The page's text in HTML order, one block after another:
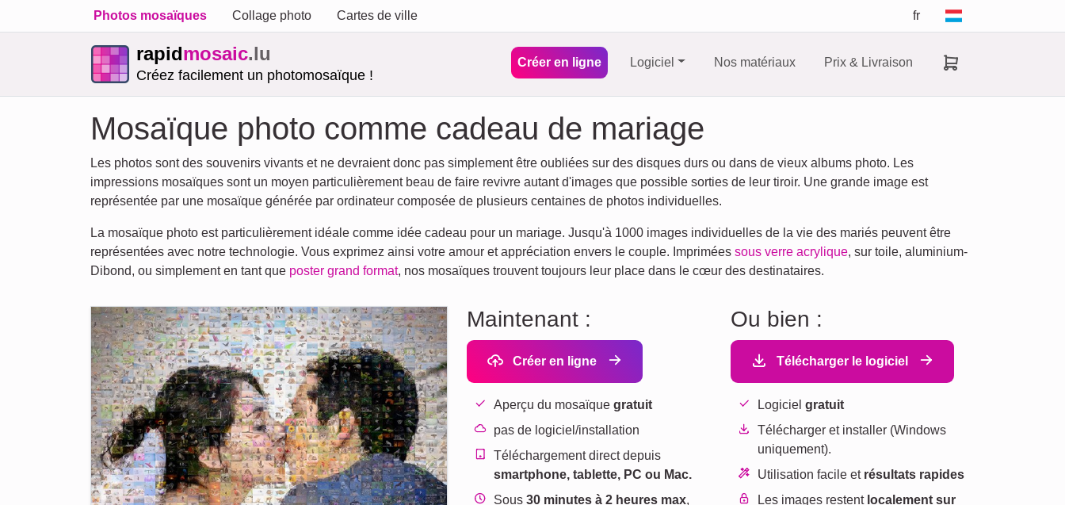
Photos mosaïques Collage photo Cartes de ville fr
rapidmosaic.lu
Créez facilement un photomosaïque !
Créer en ligne Logiciel Nos matériaux Prix & Livraison
Mosaïque photo comme cadeau de mariage
Les photos sont des souvenirs vivants et ne devraient donc pas simplement être oubliées sur des disques durs ou dans de vieux albums photo. Les
impressions mosaïques sont un moyen particulièrement beau de faire revivre autant d'images que possible sorties de leur tiroir. Une grande image est
représentée par une mosaïque générée par ordinateur composée de plusieurs centaines de photos individuelles.
La mosaïque photo est particulièrement idéale comme idée cadeau pour un mariage. Jusqu'à 1000 images individuelles de la vie des mariés peuvent être
représentées avec notre technologie. Vous exprimez ainsi votre amour et appréciation envers le couple. Imprimées sous verre acrylique, sur toile, aluminium-
Dibond, ou simplement en tant que poster grand format, nos mosaïques trouvent toujours leur place dans le cœur des destinataires.
Maintenant :
Créer en ligne
Aperçu du mosaïquegratuit
pas de logiciel/installation
Téléchargement direct depuis
smartphone, tablette, PC ou Mac.
Sous30 minutes à 2 heures max,
Ou bien :
Télécharger le logiciel
Logiciel gratuit
Télécharger et installer (Windows
uniquement).
Utilisation facile et résultats rapides
Les images restent localement sur